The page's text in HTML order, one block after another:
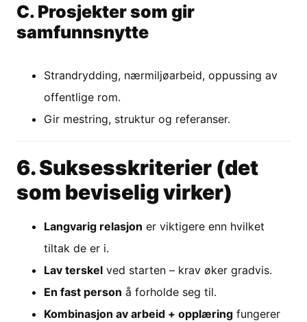
C. Prosjekter som gir
samfunnsnytte
Strandrydding, nærmiljøarbeid, oppussing av
offentlige rom.
Gir mestring, struktur og referanser.
6. Suksesskriterier (det
som beviselig virker)
Langvarig relasjon er viktigere enn hvilket
tiltak de er i.
Lav terskel ved starten – krav øker gradvis.
En fast person å forholde seg til.
Kombinasjon av arbeid + opplæring fungerer